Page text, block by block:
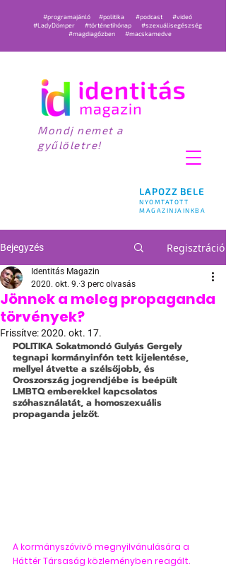
LAPOZZ BELE
NYOMTATOTT
MAGAZINJAINKBA
#programajánló #politika #podcast
#videó
#LadyDömper
#történetihónap
#szexuálisegészség
#magdiagőzben
#macskamedve
Mondj nemet a
gyűlöletre!
Bejegyzés Regisztráció
Jönnek a meleg propaganda
törvények?
Identitás Magazin
2020. okt. 9. 3 perc olvasás
Frissítve:2020. okt. 17.
POLITIKA Sokatmondó Gulyás Gergely
tegnapi kormányinfón tett kijelentése,
mellyel átvette a szélsőjobb, és
Oroszország jogrendjébe is beépült
LMBTQ emberekkel kapcsolatos
szóhasználatát, a homoszexuális
propaganda jelzőt.
A kormányszóvivő megnyilvánulására a
Háttér Társaság közleményben reagált.